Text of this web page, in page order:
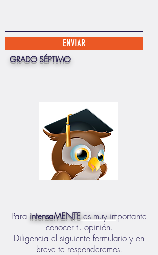
ENVIAR
GRADO SÉPTIMO
Para intensaMENTEes muy importante
conocer tu opinión.
Diligencia el siguiente formulario y en
breve te responderemos.